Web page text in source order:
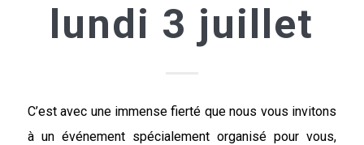
lundi 3 juillet
C’est avec une immense fierté que nous vous invitons
à un événement spécialement organisé pour vous,